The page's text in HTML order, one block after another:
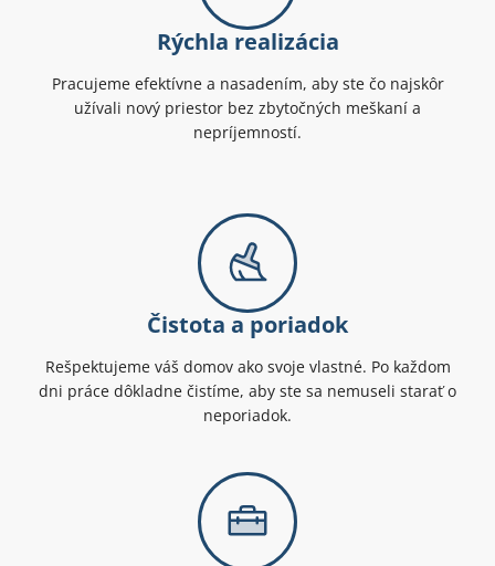
Rýchla realizácia
Pracujeme efektívne a nasadením, aby ste čo najskôr
užívali nový priestor bez zbytočných meškaní a
nepríjemností.
Čistota a poriadok
Rešpektujeme váš domov ako svoje vlastné. Po každom
dni práce dôkladne čistíme, aby ste sa nemuseli starať o
neporiadok.